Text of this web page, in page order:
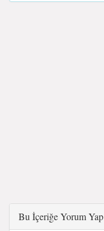
Bu İçeriğe Yorum Yap